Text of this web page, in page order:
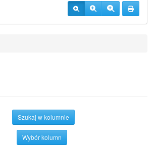
Szukaj w kolumnie
Wybór kolumn